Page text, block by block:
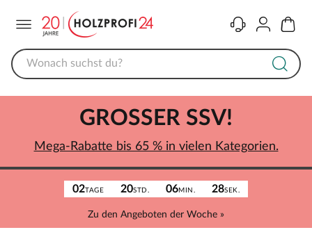
KontaktKonto
02TAGE 20STD. 06MIN. 28SEK.
Zu den Angeboten der Woche »
GROSSER SSV!
Mega-Rabatte bis 65 % in vielen Kategorien.